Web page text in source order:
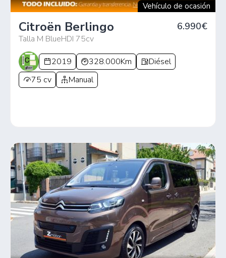
Vehículo de ocasión
Citroën Berlingo
Talla M BlueHDI 75cv
6.990€
2019 328.000Km
Diésel
75 cv
Manual